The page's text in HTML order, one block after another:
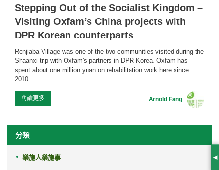
Stepping Out of the Socialist Kingdom –
Visiting Oxfam’s China projects with
DPR Korean counterparts
Renjiaba Village was one of the two communities visited during the
Shaanxi trip with Oxfam's partners in DPR Korea. Oxfam has
spent about one million yuan on rehabilitation work here since
2010.
閱讀更多 Arnold Fang
分類
樂施人樂施事